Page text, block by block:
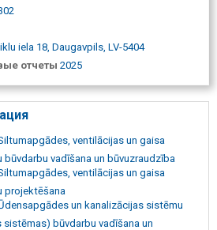
iela 18, Daugavpils, LV-5404
отчеты 2025
ventilācijas un gaisa
vadīšana un būvuzraudzība
ventilācijas un gaisa
projektēšana
un kanalizācijas sistēmu
būvdarbu vadīšana un